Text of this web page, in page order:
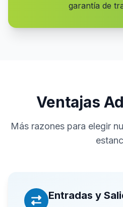
garantía de
Ventajas
Más razones para elegir
Entradas y